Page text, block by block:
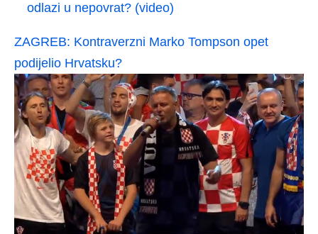
odlazi u nepovrat? (video)
ZAGREB: Kontraverzni Marko Tompson opet
podijelio Hrvatsku?